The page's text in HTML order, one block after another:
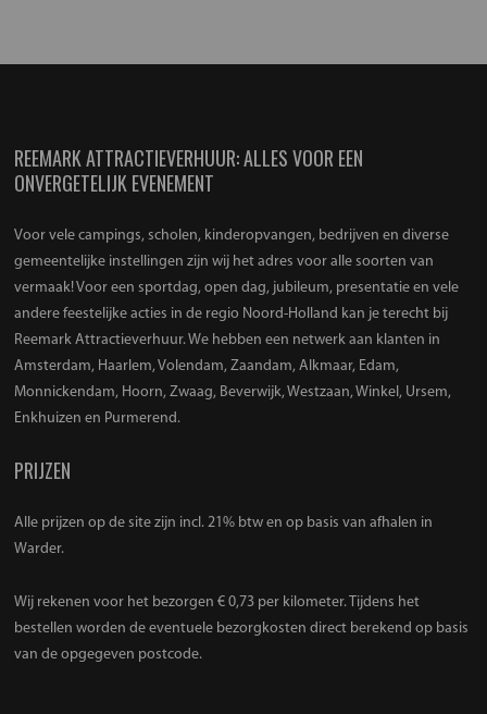
REEMARK ATTRACTIEVERHUUR: ALLES VOOR EEN
ONVERGETELIJK EVENEMENT
Voor vele campings, scholen, kinderopvangen, bedrijven en diverse
gemeentelijke instellingen zijn wij het adres voor alle soorten van
vermaak! Voor een sportdag, open dag, jubileum, presentatie en vele
andere feestelijke acties in de regio Noord-Holland kan je terecht bij
Reemark Attractieverhuur. We hebben een netwerk aan klanten in
Amsterdam, Haarlem, Volendam, Zaandam, Alkmaar, Edam,
Monnickendam, Hoorn, Zwaag, Beverwijk, Westzaan, Winkel, Ursem,
Enkhuizen en Purmerend.
PRIJZEN
Alle prijzen op de site zijn incl. 21% btw en op basis van afhalen in
Warder.
Wij rekenen voor het bezorgen € 0,73 per kilometer. Tijdens het
bestellen worden de eventuele bezorgkosten direct berekend op basis
van de opgegeven postcode.